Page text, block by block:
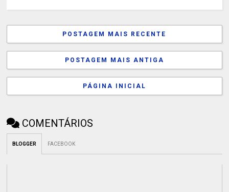
POSTAGEM MAIS RECENTE
POSTAGEM MAIS ANTIGA
PÁGINA INICIAL
COMENTÁRIOS
BLOGGER FACEBOOK